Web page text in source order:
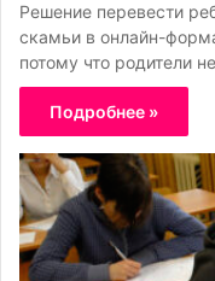
Решение перевести
скамьи в онлайн-
потому что родители
Подробнее »